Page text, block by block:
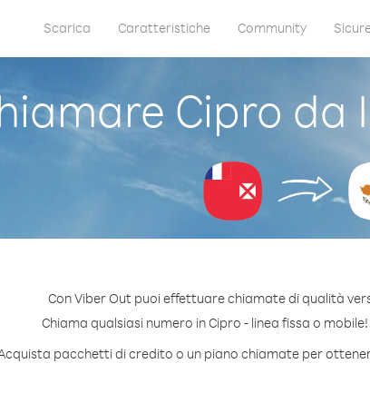
Scarica Caratteristiche Community
Cipro da
Con Viber Out puoi effettuare chiamate di qualità
Chiama qualsiasi numero in Cipro - linea fissa o
pacchetti di credito o un piano chiamate per